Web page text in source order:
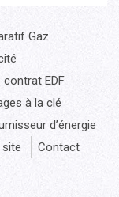
Gaz
EDF
à la clé
d’énergie
site Contact